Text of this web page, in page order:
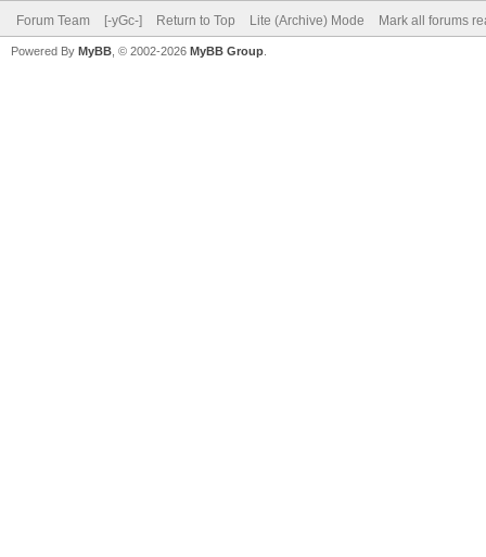
Forum Team [-yGc-] Return to Top Lite (Archive) Mode Mark all forums
Powered By MyBB , © 2002-2026 MyBB Group